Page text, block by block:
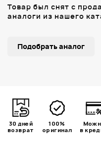
Товар был снят с
аналоги из нашего
Подобрать аналог
30 дней
возврат
100%
оригинал
в